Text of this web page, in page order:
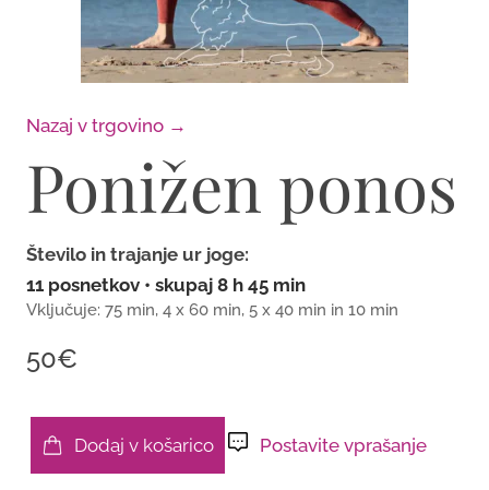
Nazaj v trgovino →
Ponižen ponos
Število in trajanje ur joge:
11 posnetkov • skupaj 8 h 45 min
Vključuje: 75 min, 4 x 60 min, 5 x 40 min in 10 min
50€
Dodaj v košarico Postavite vprašanje